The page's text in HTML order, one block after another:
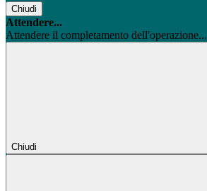
Chiudi
Attendere...
Attendere il completamento dell'operazione...
Chiudi